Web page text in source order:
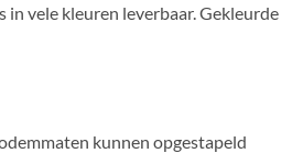
in vele kleuren leverbaar. Gekleurde
kunnen opgestapeld